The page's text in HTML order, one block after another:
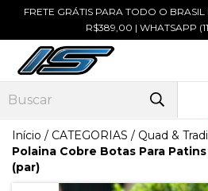
FRETE GRÁTIS PARA TODO O
R$389,00 | WHATSAPP
Início / CATEGORIAS / Quad &
Polaina Cobre Botas Para
(par)